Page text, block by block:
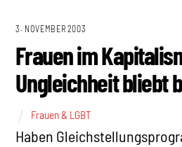
3. NOVEMBER 2003
Frauen im
Ungleichheit bliebt
Frauen & LGBT
Haben